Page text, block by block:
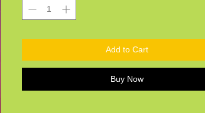
Add to Cart
Buy Now